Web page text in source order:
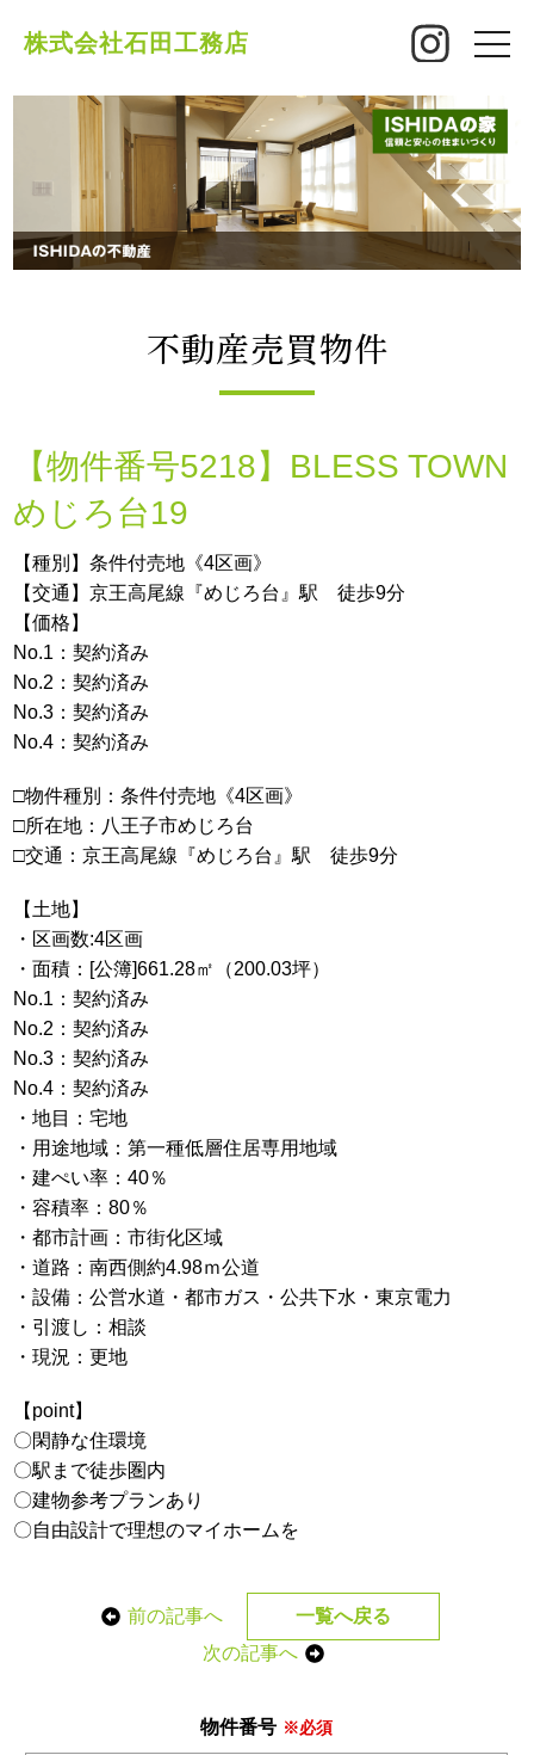
株式会社石田工務店
toggle
不動産売買物件
【物件番号5218】BLESS TOWN
めじろ台19
【種別】条件付売地《4区画》
【交通】京王高尾線『めじろ台』駅 徒歩9分
【価格】
No.1：契約済み
No.2：契約済み
No.3：契約済み
No.4：契約済み
□物件種別：条件付売地《4区画》
□所在地：八王子市めじろ台
□交通：京王高尾線『めじろ台』駅 徒歩9分
【土地】
・区画数:4区画
・面積：[公簿]661.28㎡（200.03坪）
No.1：契約済み
No.2：契約済み
No.3：契約済み
No.4：契約済み
・地目：宅地
・用途地域：第一種低層住居専用地域
・建ぺい率：40％
・容積率：80％
・都市計画：市街化区域
・道路：南西側約4.98ｍ公道
・設備：公営水道・都市ガス・公共下水・東京電力
・引渡し：相談
・現況：更地
【point】
〇閑静な住環境
〇駅まで徒歩圏内
〇建物参考プランあり
〇自由設計で理想のマイホームを
前の記事へ
一覧へ戻る
次の記事へ
物件番号 ※必須